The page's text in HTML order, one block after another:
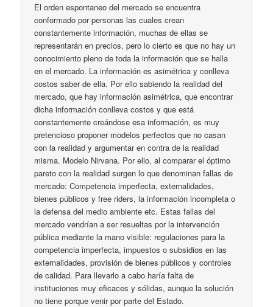
El orden espontaneo del mercado se encuentra
conformado por personas las cuales crean
constantemente información, muchas de ellas se
representarán en precios, pero lo cierto es que no hay un
conocimiento pleno de toda la información que se halla
en el mercado. La información es asimétrica y conlleva
costos saber de ella. Por ello sabiendo la realidad del
mercado, que hay información asimétrica, que encontrar
dicha información conlleva costos y que está
constantemente creándose esa información, es muy
pretencioso proponer modelos perfectos que no casan
con la realidad y argumentar en contra de la realidad
misma. Modelo Nirvana. Por ello, al comparar el óptimo
pareto con la realidad surgen lo que denominan fallas de
mercado: Competencia imperfecta, externalidades,
bienes públicos y free riders, la información incompleta o
la defensa del medio ambiente etc. Estas fallas del
mercado vendrían a ser resueltas por la intervención
pública mediante la mano visible: regulaciones para la
competencia imperfecta, impuestos o subsidios en las
externalidades, provisión de bienes públicos y controles
de calidad. Para llevarlo a cabo haría falta de
instituciones muy eficaces y sólidas, aunque la solución
no tiene porque venir por parte del Estado.